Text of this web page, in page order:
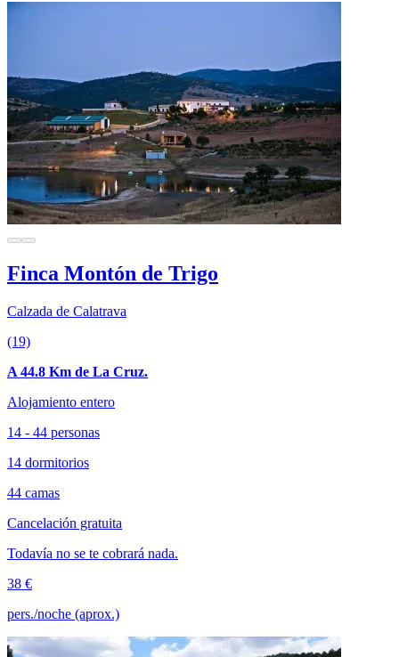
Finca Montón de Trigo
Calzada de Calatrava
(19)
A 44.8 Km de La Cruz.
Alojamiento entero
14 - 44 personas
14 dormitorios
44 camas
Cancelación gratuita
Todavía no se te cobrará nada.
38 €
pers./noche (aprox.)